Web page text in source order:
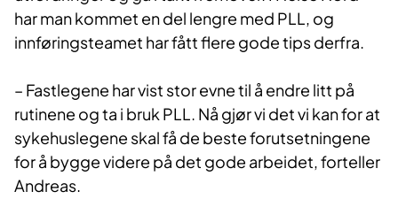
har man kommet en del lengre med PLL, og
innføringsteamet har fått flere gode tips derfra.
– Fastlegene har vist stor evne til å endre litt på
rutinene og ta i bruk PLL. Nå gjør vi det vi kan for at
sykehuslegene skal få de beste forutsetningene
for å bygge videre på det gode arbeidet, forteller
Andreas.